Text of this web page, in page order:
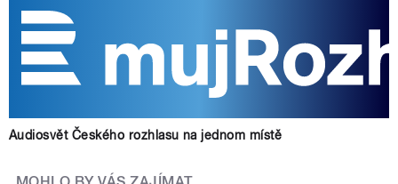
Audiosvět Českého rozhlasu na jednom místě